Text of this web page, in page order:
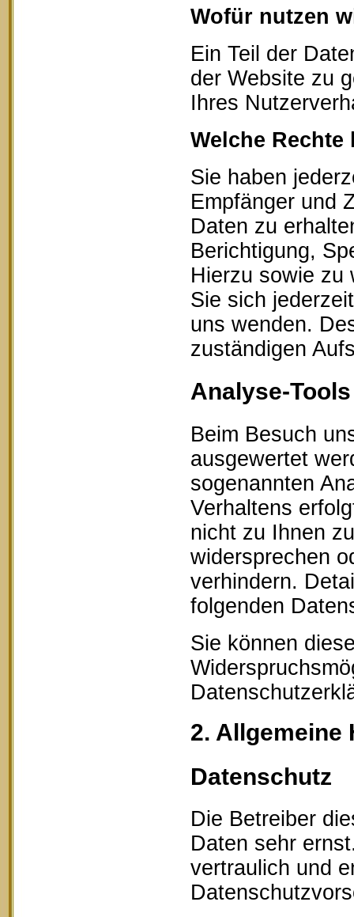
Wofür nutzen
Ein Teil der
der Website zu
Ihres
Welche
Sie haben
Empfänger und
Daten zu
Berichtigung,
Hierzu sowie zu
Sie sich
uns wenden.
zuständigen
Analyse-
Beim Besuch
ausgewertet
sogenannten
Verhaltens
nicht zu Ihnen
widersprechen
verhindern.
folgenden
Sie können
2. Allgemeine
Datenschutz
Die Betreiber
Daten sehr
vertraulich und